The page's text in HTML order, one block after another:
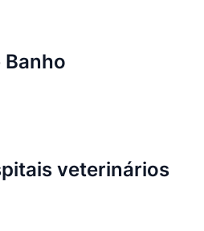
Banho
veterinários